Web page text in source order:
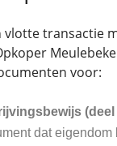
vlotte transactie
voor:
(deel
dat eigendom